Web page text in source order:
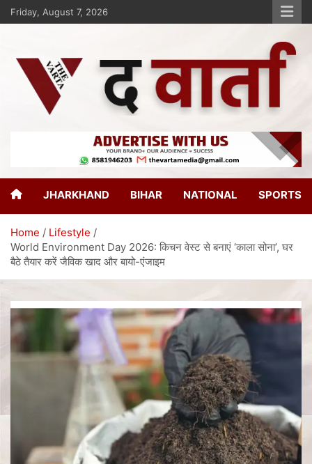
Friday, August 7, 2026
The Varta
JHARKHAND BIHAR NATIONAL SPORTS
Home
Lifestyle
World Environment Day 2026: किचन वेस्ट से बनाएं ‘काला सोना’, घर
बैठे तैयार करें जैविक खाद और बायो-एंजाइम